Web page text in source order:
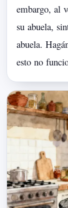
embargo, al
su abuela,
abuela.
esto no